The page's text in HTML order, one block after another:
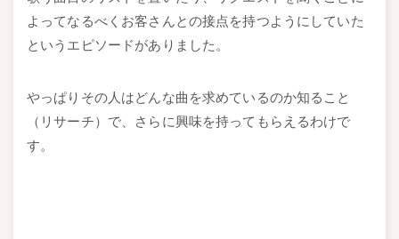
よってなるべくお客さんとの接点を持つようにしていた
というエピソードがありました。
やっぱりその人はどんな曲を求めているのか知ること
（リサーチ）で、さらに興味を持ってもらえるわけで
す。